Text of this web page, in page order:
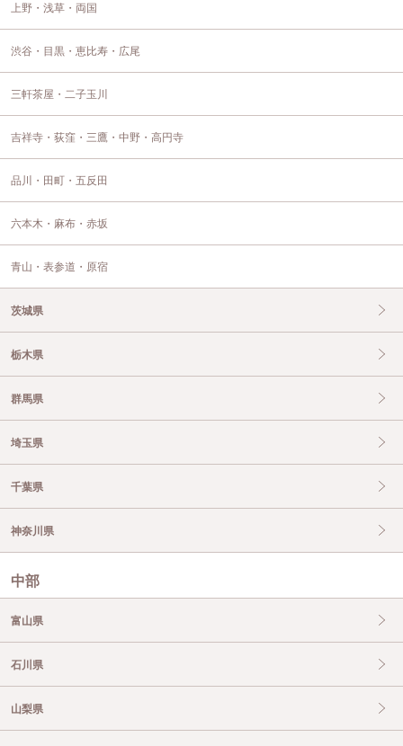
上野・浅草・両国
渋谷・目黒・恵比寿・広尾
三軒茶屋・二子玉川
吉祥寺・荻窪・三鷹・中野・高円寺
品川・田町・五反田
六本木・麻布・赤坂
青山・表参道・原宿
茨城県
栃木県
群馬県
埼玉県
千葉県
神奈川県
中部
富山県
石川県
山梨県